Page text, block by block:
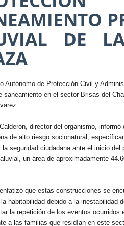
DE
Autónomo de Protección Civil y
saneamiento en el sector Brisas del
director del organismo,
de alto riesgo socionatural,
la seguridad ciudadana ante el inicio
un área de aproximadamente
que estas construcciones se
habitabilidad debido a la inestabilidad
la repetición de los eventos
a las familias que residían en este